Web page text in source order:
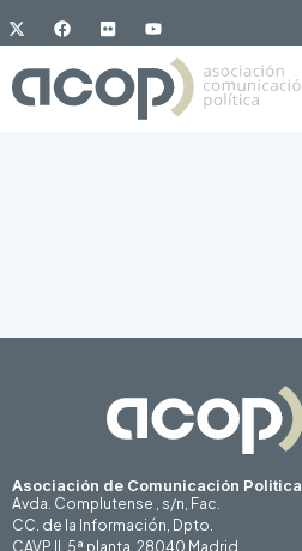
Asociación de Comunicación Politica
Avda. Complutense , s/n, Fac.
CC. de la Información, Dpto.
CAVP II, 5ª planta, 28040 Madrid